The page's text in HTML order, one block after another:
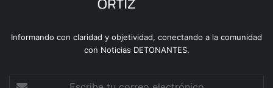
Informando con claridad y objetividad, conectando a la comunidad
con Noticias DETONANTES.